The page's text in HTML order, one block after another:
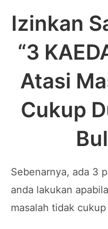
Izinkan
“3
Atasi
Cukup
Sebenarnya, ada 3
anda lakukan
masalah tidak